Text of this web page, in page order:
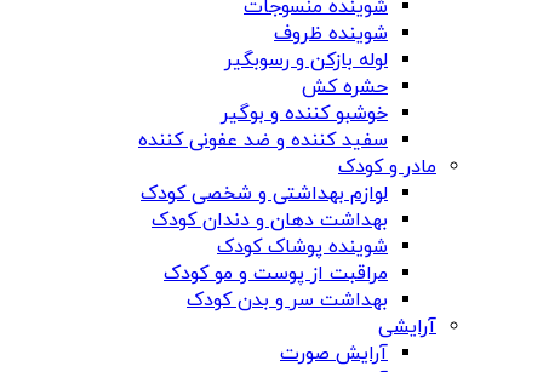
شوینده منسوجات
شوینده ظروف
لوله بازکن و رسوبگیر
حشره کش
خوشبو کننده و بوگیر
سفید کننده و ضد عفونی کننده
مادر و کودک
لوازم بهداشتی و شخصی کودک
بهداشت دهان و دندان کودک
شوینده پوشاک کودک
مراقبت از پوست و مو کودک
بهداشت سر و بدن کودک
آرایشی
آرایش صورت